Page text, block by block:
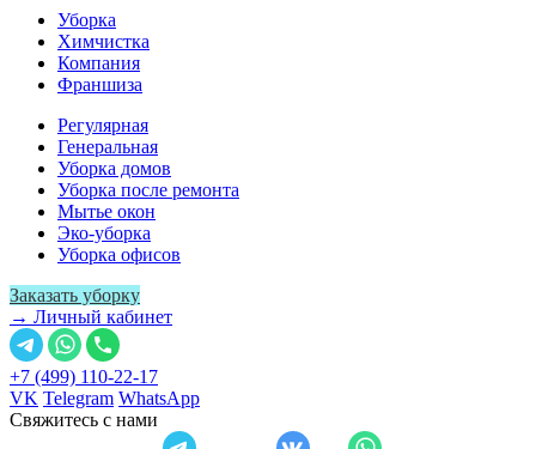
Уборка
Химчистка
Компания
Франшиза
Регулярная
Генеральная
Уборка домов
Уборка после ремонта
Мытье окон
Эко-уборка
Уборка офисов
Заказать уборку
→ Личный кабинет
+7 (499) 110-22-17
VK Telegram WhatsApp
Свяжитесь с нами